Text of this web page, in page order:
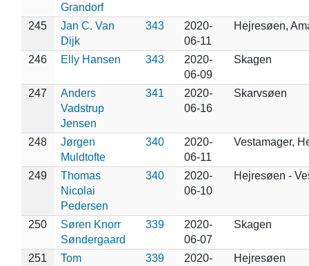
Grandorf
245
Jan C. Van
Dijk
343
2020-
06-11
Hejresøen,
246 Elly Hansen 343
2020-
06-09
Skagen
247
Anders
Vadstrup
Jensen
341
2020-
06-16
Skarvsøen
248
Jørgen
Muldtofte
340
2020-
06-11
Vestamager,
249
Thomas
Nicolai
Pedersen
340
2020-
06-10
Hejresøen -
250
Søren Knorr
Søndergaard
339
2020-
06-07
Skagen
251
Tom
339
2020-
Hejresøen